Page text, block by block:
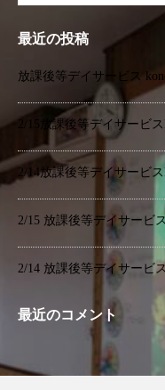
最近の投稿
放課後等デイサービス
2/15放課後等デイサービ
2/14放課後等デイサービ
2/15 放課後等デイサービ
2/14 放課後等デイサービ
最近のコメント